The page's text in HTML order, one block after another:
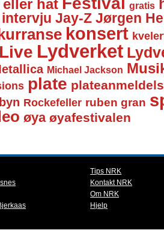
eller hat gratis
intervju Jay-Z Jørgen
konsert
Live Lydverket
Michael Jackson
plate
Rockefeller ruben gran
øya øyafestivalen
Tips NRK
Kontakt NRK
Om NRK
Hjelp